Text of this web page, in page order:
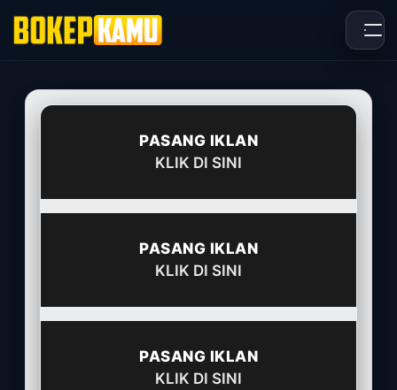
PASANG IKLAN
KLIK DI SINI
PASANG IKLAN
KLIK DI SINI
PASANG IKLAN
KLIK DI SINI